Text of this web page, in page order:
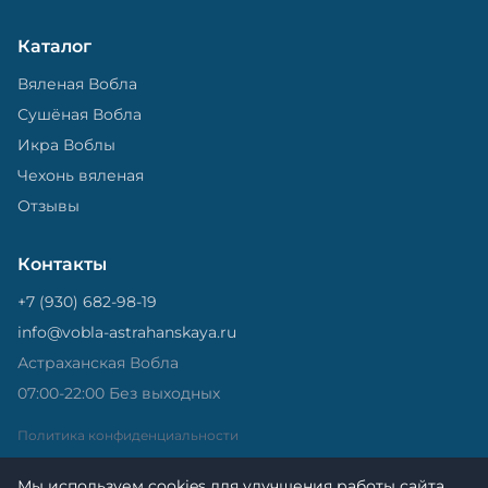
Каталог
Вяленая Вобла
Сушёная Вобла
Икра Воблы
Чехонь вяленая
Отзывы
Контакты
+7 (930) 682-98-19
info@vobla-astrahanskaya.ru
Астраханская Вобла
07:00-22:00 Без выходных
Политика конфиденциальности